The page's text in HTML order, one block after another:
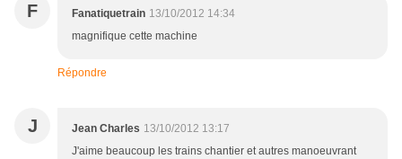
F Fanatiquetrain 13/10/2012 14:34
magnifique cette machine
Répondre
J Jean Charles 13/10/2012 13:17
J'aime beaucoup les trains chantier et autres manoeuvrant